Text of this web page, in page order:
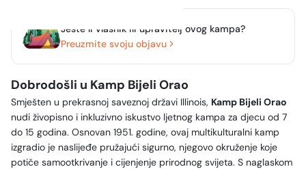
Jeste li vlasnik ili upravitelj ovog kampa?
Preuzmite svoju objavu
Dobrodošli u Kamp Bijeli Orao
Smješten u prekrasnoj saveznoj državi Illinois, Kamp Bijeli Orao
nudi živopisno i inkluzivno iskustvo ljetnog kampa za djecu od 7
do 15 godina. Osnovan 1951. godine, ovaj multikulturalni kamp
izgradio je naslijeđe pružajući sigurno, njegovo okruženje koje
potiče samootkrivanje i cijenjenje prirodnog svijeta. S naglaskom